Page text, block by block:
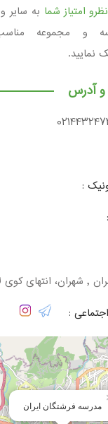
امتیاز شما به سایر
و مجموعه
نمایید.
آدرس
:
, شهران، انتهای کوی
:
مدرسه فرشتگان ایران